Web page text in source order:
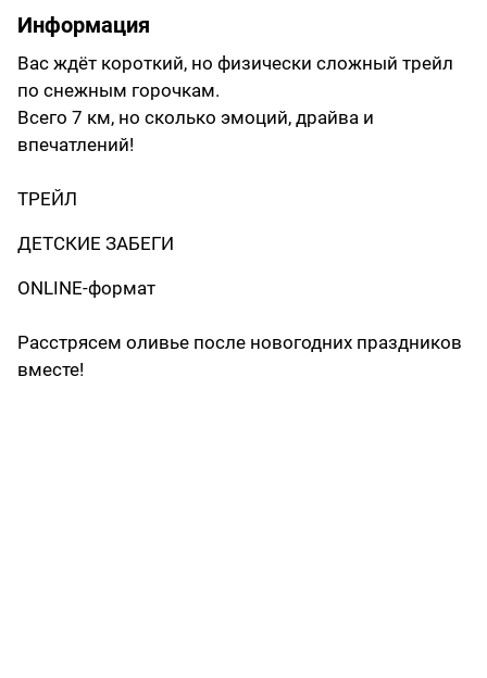
Информация
Вас ждёт короткий, но физически сложный трейл
по снежным горочкам.
Всего 7 км, но сколько эмоций, драйва и
впечатлений!
ТРЕЙЛ
ДЕТСКИЕ ЗАБЕГИ
ONLINE-формат
Расстрясем оливье после новогодних праздников
вместе!